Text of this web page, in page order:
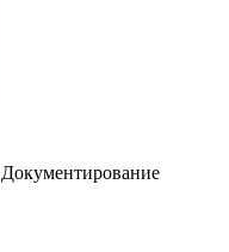
Документирование